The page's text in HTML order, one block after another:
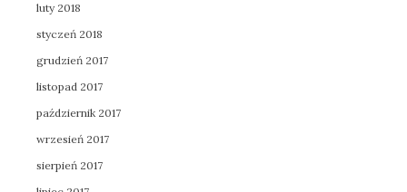
luty 2018
styczeń 2018
grudzień 2017
listopad 2017
październik 2017
wrzesień 2017
sierpień 2017